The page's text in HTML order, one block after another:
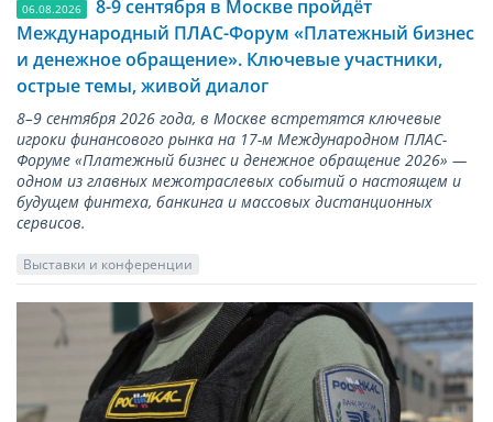
06.08.2026
8-9 сентября в Москве пройдёт
Международный ПЛАС-Форум «Платежный бизнес
и денежное обращение». Ключевые участники,
острые темы, живой диалог
8–9 сентября 2026 года, в Москве встретятся ключевые
игроки финансового рынка на 17-м Международном ПЛАС-
Форуме «Платежный бизнес и денежное обращение 2026» —
одном из главных межотраслевых событий о настоящем и
будущем финтеха, банкинга и массовых дистанционных
сервисов.
Выставки и конференции